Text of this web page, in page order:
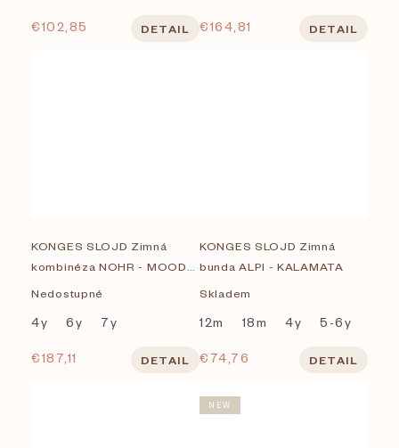
€102,85 DETAIL €164,81 DETAIL
KONGES SLOJD Zimná
kombinéza NOHR - MOOD
Nedostupné
4y 6y 7y
€187,11 DETAIL
KONGES SLOJD Zimná
bunda ALPI - KALAMATA
Skladem
12m 18m 4y 5-6y
€74,76 DETAIL
NEW